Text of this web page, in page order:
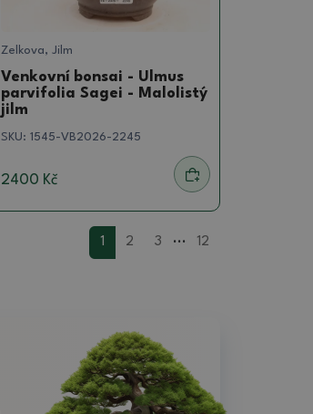
Zelkova, Jilm
Venkovní bonsai - Ulmus
parvifolia Sagei - Malolistý
jilm
SKU:1545-VB2026-2245
2400 Kč
1 2 3 ... 12